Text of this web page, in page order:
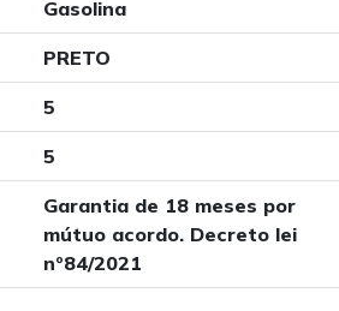
Gasolina
PRETO
5
5
Garantia de 18 meses por
mútuo acordo. Decreto lei
nº84/2021